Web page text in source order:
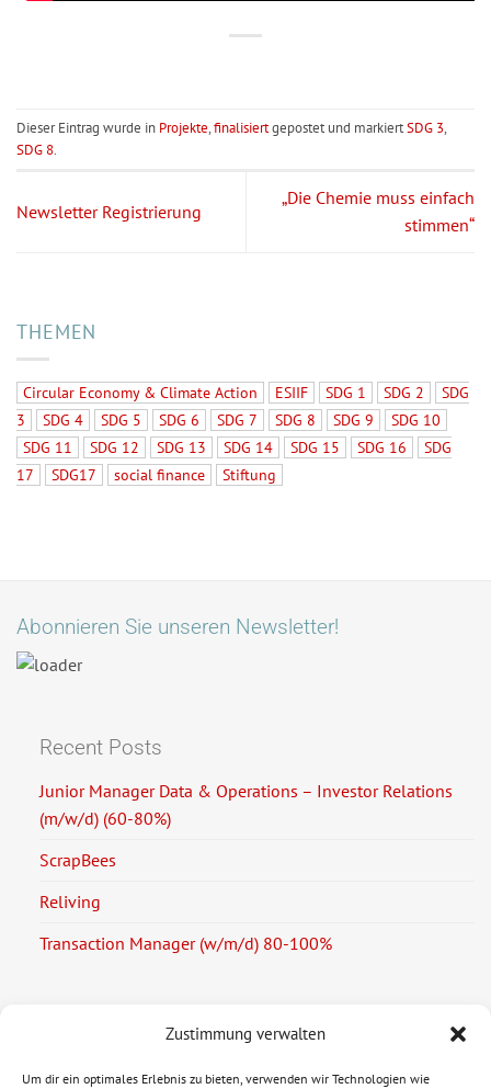
Zustimmung verwalten
Um dir ein optimales Erlebnis zu bieten, verwenden wir Technologien wie
Dieser Eintrag wurde in Projekte,finalisiertgepostet und markiertSDG 3,
SDG 8.
Newsletter Registrierung
„Die Chemie muss einfach
stimmen“
THEMEN
Circular Economy & Climate Action ESIIF SDG 1 SDG 2
SDG
3
SDG 4 SDG 5 SDG 6 SDG 7 SDG 8 SDG 9
SDG 10
SDG 11
SDG 12 SDG 13 SDG 14 SDG 15 SDG 16
SDG
17
SDG17 social finance Stiftung
Abonnieren Sie unseren Newsletter!
Recent Posts
Junior Manager Data & Operations – Investor Relations
(m/w/d) (60-80%)
ScrapBees
Reliving
Transaction Manager (w/m/d) 80-100%
Rechtliche Informationen